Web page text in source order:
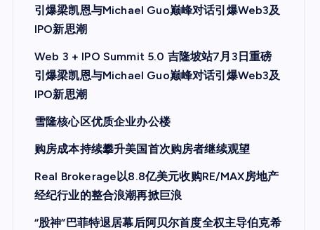
引爆梁凯恩与Michael Guo巅峰对话引爆Web3及
IPO新思潮
Web 3 + IPO Summit 5.0 吉隆坡站7月3日重磅
引爆梁凯恩与Michael Guo巅峰对话引爆Web3及
IPO新思潮
雪隆核心区优质企业办公楼
购房成本持续攀升美国首次购房者继续观望
Real Brokerage以8.8亿美元收购RE/MAX房地产
经纪行业的整合浪潮再掀巨浪
“股神”巴菲特退居幕后阿贝尔首度全权主导伯克希